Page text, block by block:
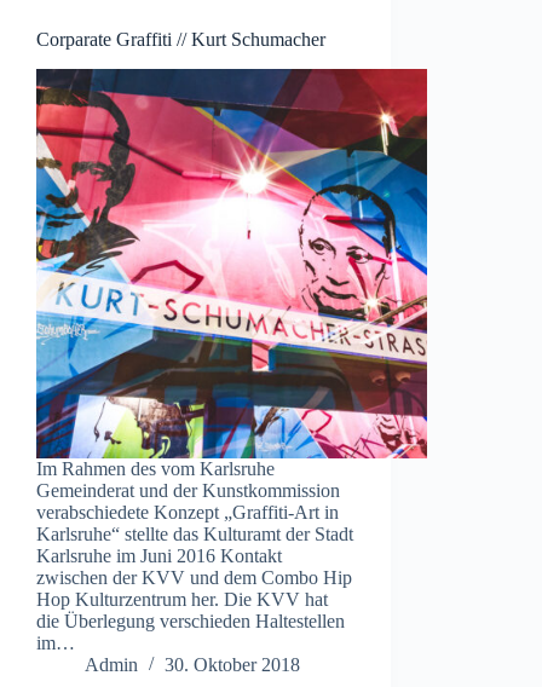
Corparate Graffiti // Kurt Schumacher
Im Rahmen des vom Karlsruhe
Gemeinderat und der Kunstkommission
verabschiedete Konzept „Graffiti-Art in
Karlsruhe“ stellte das Kulturamt der Stadt
Karlsruhe im Juni 2016 Kontakt
zwischen der KVV und dem Combo Hip
Hop Kulturzentrum her. Die KVV hat
die Überlegung verschieden Haltestellen
im…
Admin
30. Oktober 2018